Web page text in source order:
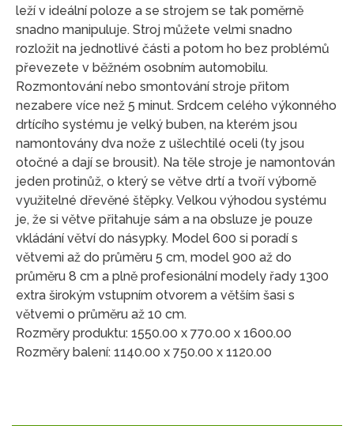
leží v ideální poloze a se strojem se tak poměrně
snadno manipuluje. Stroj můžete velmi snadno
rozložit na jednotlivé části a potom ho bez problémů
převezete v běžném osobním automobilu.
Rozmontování nebo smontování stroje přitom
nezabere více než 5 minut. Srdcem celého výkonného
drtícího systému je velký buben, na kterém jsou
namontovány dva nože z ušlechtilé oceli (ty jsou
otočné a dají se brousit). Na těle stroje je namontován
jeden protinůž, o který se větve drtí a tvoří výborně
využitelné dřevěné štěpky. Velkou výhodou systému
je, že si větve přitahuje sám a na obsluze je pouze
vkládání větví do násypky. Model 600 si poradí s
větvemi až do průměru 5 cm, model 900 až do
průměru 8 cm a plně profesionální modely řady 1300
extra širokým vstupním otvorem a větším šasi s
větvemi o průměru až 10 cm.
Rozměry produktu: 1550.00 x 770.00 x 1600.00
Rozměry balení: 1140.00 x 750.00 x 1120.00